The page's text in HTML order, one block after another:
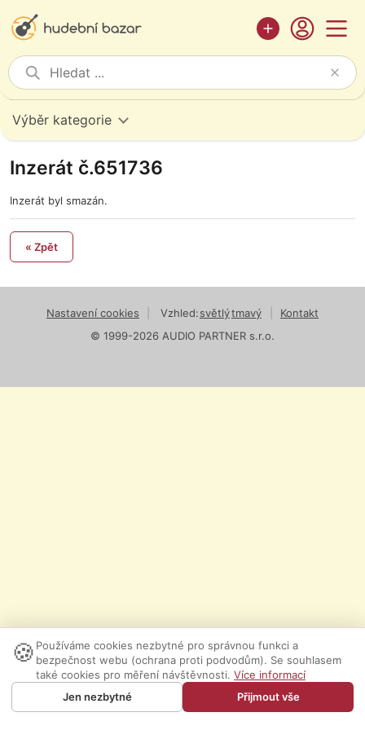
Výběr kategorie
Inzerát č.651736
Inzerát byl smazán.
« Zpět
Nastavení cookies Vzhled:světlýtmavý
Kontakt
© 1999-2026 AUDIO PARTNER s.r.o.
🍪 Používáme cookies nezbytné pro správnou funkci a
bezpečnost webu (ochrana proti podvodům). Se souhlasem
také cookies pro měření návštěvnosti. Více informací
Jen nezbytné
Přijmout vše